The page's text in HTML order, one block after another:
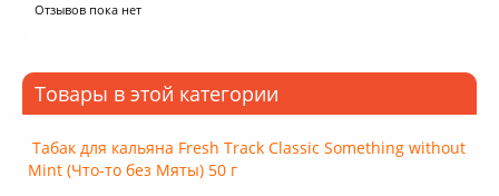
Отзывов пока нет
Товары в этой категории
Табак для кальяна Fresh Track Classic Something without
Mint (Что-то без Мяты) 50 г